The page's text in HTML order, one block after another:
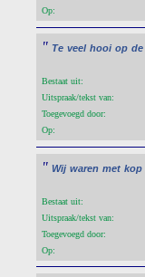
Op:
" Te veel hooi op de
Bestaat uit:
Uitspraak/tekst van:
Toegevoegd door:
Op:
" Wij waren met kop
Bestaat uit:
Uitspraak/tekst van:
Toegevoegd door:
Op: